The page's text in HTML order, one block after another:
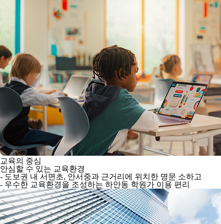
교육의 중심
안심할 수 있는 교육환경
- 도보권 내 서면초, 안서중과 근거리에 위치한 명문 소하고
- 우수한 교육환경을 조성하는 하안동 학원가 이용 편리